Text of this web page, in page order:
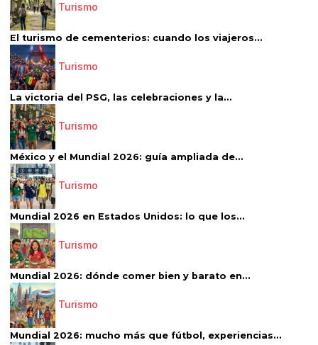
Turismo
El turismo de cementerios: cuando los viajeros...
Turismo
La victoria del PSG, las celebraciones y la...
Turismo
México y el Mundial 2026: guía ampliada de...
Turismo
Mundial 2026 en Estados Unidos: lo que los...
Turismo
Mundial 2026: dónde comer bien y barato en...
Turismo
Mundial 2026: mucho más que fútbol, experiencias...